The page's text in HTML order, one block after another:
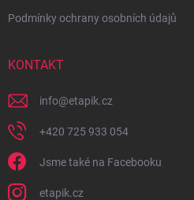
Podmínky ochrany osobních údajů
KONTAKT
info@etapik.cz
+420 725 933 054
Jsme také na Facebooku
etapik.cz